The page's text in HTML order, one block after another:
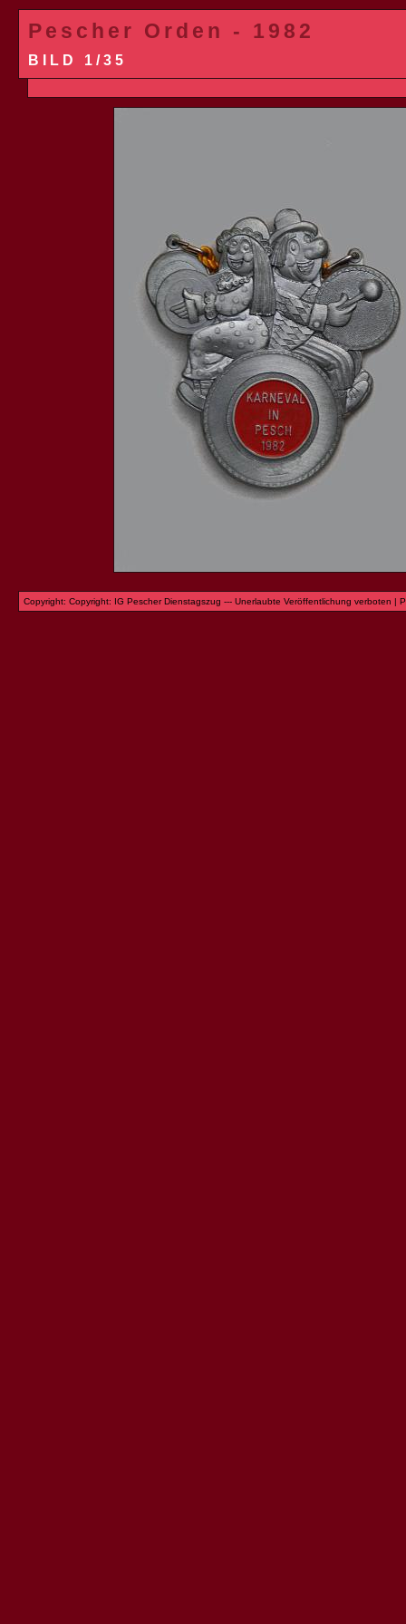
Pescher Orden - 1982
BILD 1/35
Copyright: Copyright: IG Pescher Dienstagszug --- Unerlaubte Veröffentlichung verboten |